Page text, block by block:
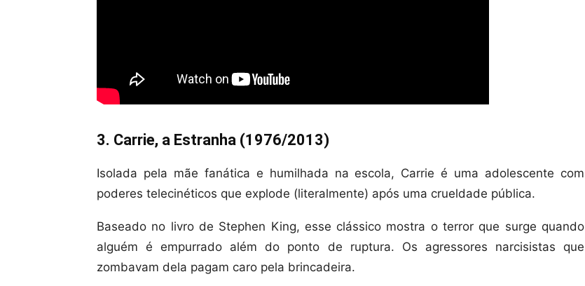
3. Carrie, a Estranha (1976/2013)
Isolada pela mãe fanática e humilhada na escola, Carrie é uma adolescente com
poderes telecinéticos que explode (literalmente) após uma crueldade pública.
Baseado no livro de Stephen King, esse clássico mostra o terror que surge quando
alguém é empurrado além do ponto de ruptura. Os agressores narcisistas que
zombavam dela pagam caro pela brincadeira.